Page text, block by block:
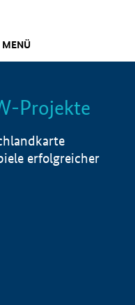
MENÜ
Info
Projekte
erfolgreicher